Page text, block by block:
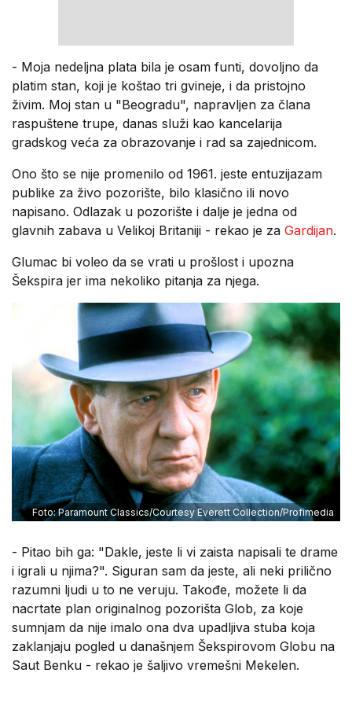
- Moja nedeljna plata bila je osam funti, dovoljno da
platim stan, koji je koštao tri gvineje, i da pristojno
živim. Moj stan u "Beogradu", napravljen za člana
raspuštene trupe, danas služi kao kancelarija
gradskog veća za obrazovanje i rad sa zajednicom.
Ono što se nije promenilo od 1961. jeste entuzijazam
publike za živo pozorište, bilo klasično ili novo
napisano. Odlazak u pozorište i dalje je jedna od
glavnih zabava u Velikoj Britaniji - rekao je za Gardijan.
Glumac bi voleo da se vrati u prošlost i upozna
Šekspira jer ima nekoliko pitanja za njega.
Foto: Paramount Classics/Courtesy Everett Collection/Profimedia
- Pitao bih ga: "Dakle, jeste li vi zaista napisali te drame
i igrali u njima?". Siguran sam da jeste, ali neki prilično
razumni ljudi u to ne veruju. Takođe, možete li da
nacrtate plan originalnog pozorišta Glob, za koje
sumnjam da nije imalo ona dva upadljiva stuba koja
zaklanjaju pogled u današnjem Šekspirovom Globu na
Saut Benku - rekao je šaljivo vremešni Mekelen.